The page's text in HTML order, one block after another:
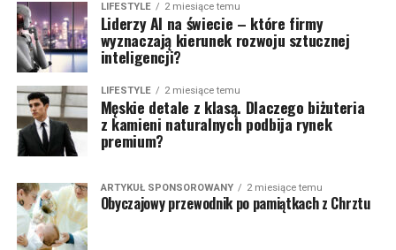
LIFESTYLE 2 miesiące temu
Liderzy AI na świecie – które firmy
wyznaczają kierunek rozwoju sztucznej
inteligencji?
LIFESTYLE 2 miesiące temu
Męskie detale z klasą. Dlaczego biżuteria
z kamieni naturalnych podbija rynek
premium?
ARTYKUŁ SPONSOROWANY 2 miesiące temu
Obyczajowy przewodnik po pamiątkach z Chrztu